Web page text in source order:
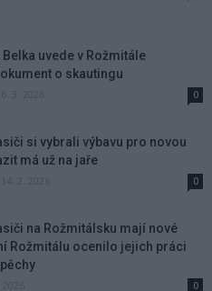
uvede v Rožmitále
o skautingu
0
si vybrali výbavu pro novou
má už na jaře
0
na Rožmitálsku mají nové
Rožmitálu ocenilo jejich práci
0